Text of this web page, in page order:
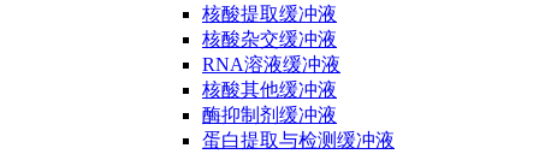
核酸提取缓冲液
核酸杂交缓冲液
RNA溶液缓冲液
核酸其他缓冲液
酶抑制剂缓冲液
蛋白提取与检测缓冲液